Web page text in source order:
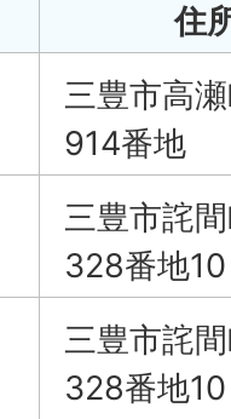
住
三豊市高
914番地
三豊市詫
328番地10
三豊市詫
328番地10